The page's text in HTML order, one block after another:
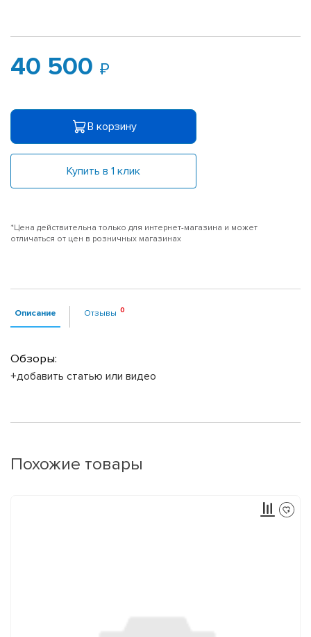
40 500
В корзину
Купить в 1 клик
*Цена действительна только для интернет-магазина и может
отличаться от цен в розничных магазинах
Описание Отзывы
Обзоры:
+добавить статью или видео
Похожие товары